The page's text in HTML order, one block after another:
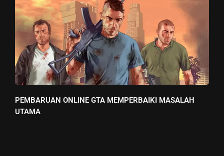
PEMBARUAN ONLINE GTA MEMPERBAIKI MASALAH
UTAMA